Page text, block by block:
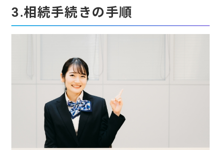
3.相続手続きの手順